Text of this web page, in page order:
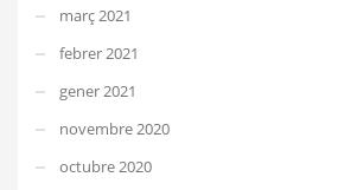
març 2021
febrer 2021
gener 2021
novembre 2020
octubre 2020